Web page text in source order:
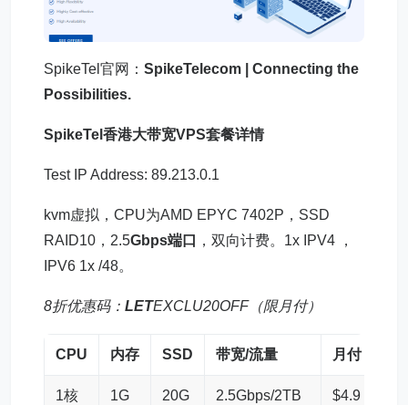
SpikeTel官网： SpikeTelecom | Connecting the
Possibilities.
SpikeTel 香港大带宽VPS套餐详情
Test IP Address: 89.213.0.1
kvm虚拟，CPU为AMD EPYC 7402P，SSD
RAID10，2.5Gbps端口
，双向计费。1x IPV4 ，
IPV6 1x /48。
8折优惠码： LETEXCLU20OFF（限月付）
CPU 内存 SSD 带宽/流量 月付
1核 1G 20G 2.5Gbps/2TB $4.9